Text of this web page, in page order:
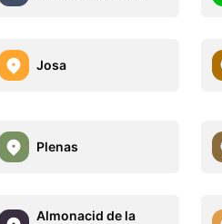
Josa
Plenas
Almonacid de la